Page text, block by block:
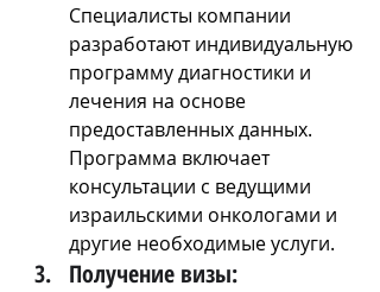
Специалисты компании
разработают индивидуальную
программу диагностики и
лечения на основе
предоставленных данных.
Программа включает
консультации с ведущими
израильскими онкологами и
другие необходимые услуги.
Получение визы: